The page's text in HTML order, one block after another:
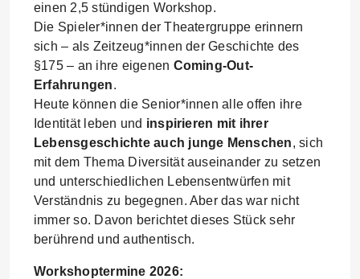
einen 2,5 stündigen Workshop.
Die Spieler*innen der Theatergruppe erinnern
sich – als Zeitzeug*innen der Geschichte des
§175 – an ihre eigenen Coming-Out-
Erfahrungen.
Heute können die Senior*innen alle offen ihre
Identität leben und inspirieren mit ihrer
Lebensgeschichte auch junge Menschen, sich
mit dem Thema Diversität auseinander zu setzen
und unterschiedlichen Lebensentwürfen mit
Verständnis zu begegnen. Aber das war nicht
immer so. Davon berichtet dieses Stück sehr
berührend und authentisch.
Workshoptermine 2026: